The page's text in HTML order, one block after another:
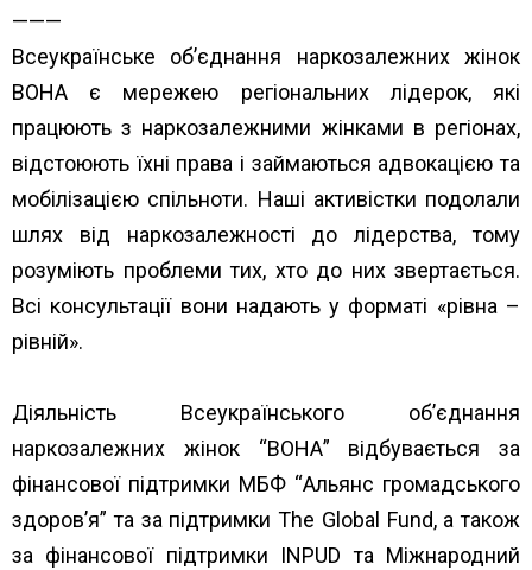
———
Всеукраїнське об’єднання наркозалежних жінок
ВОНА є мережею регіональних лідерок, які
працюють з наркозалежними жінками в регіонах,
відстоюють їхні права і займаються адвокацією та
мобілізацією спільноти. Наші активістки подолали
шлях від наркозалежності до лідерства, тому
розуміють проблеми тих, хто до них звертається.
Всі консультації вони надають у форматі «рівна –
рівній».
Діяльність Всеукраїнського об’єднання
наркозалежних жінок “ВОНА” відбувається за
фінансової підтримки МБФ “Альянс громадського
здоров’я”та за підтримки The Global Fund, а також
за фінансової підтримки INPUD та Міжнародний